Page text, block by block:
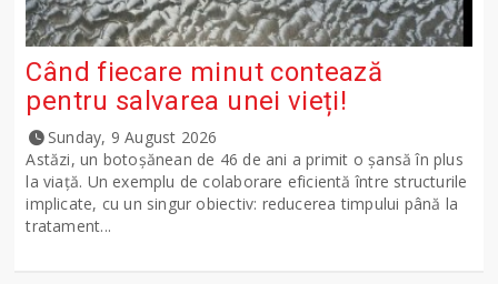
Când fiecare minut contează
pentru salvarea unei vieți!
Sunday, 9 August 2026
Astăzi, un botoșănean de 46 de ani a primit o șansă în plus
la viață. Un exemplu de colaborare eficientă între structurile
implicate, cu un singur obiectiv: reducerea timpului până la
tratament...